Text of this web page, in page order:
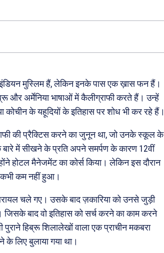
मुस्लिम हैं, लेकिन इनके पास एक ख़ास फन हैं।
और अर्मेनिया भाषाओं में कैलीग्राफी करते हैं। उन्हें
कोचीन के यहूदियों के इतिहास पर शोध भी कर रहे हैं।
की प्रैक्टिस करने का जुनून था, जो उनके स्कूल के
बारे में सीखने के प्रति अपने समर्पण के कारण 12वीं
होटल मैनेजमेंट का कोर्स किया। लेकिन इस दौरान
कभी कम नहीं हुआ।
चले गए। उसके बाद ज़कारिया को उनसे जुड़ी
बाद वो इतिहास को सर्च करने का काम करने
हिब्रू शिलालेखों वाला एक प्राचीन मकबरा
के लिए बुलाया गया था।